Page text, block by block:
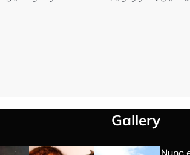
Gallery